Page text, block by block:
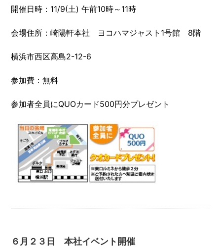
開催日時：11/9(土) 午前10時～11時
会場住所：崎陽軒本社 ヨコハマジャスト1号館 8階
横浜市西区高島2-12-6
参加費：無料
参加者全員にQUOカード500円分プレゼント
６月２３日 本社イベント開催